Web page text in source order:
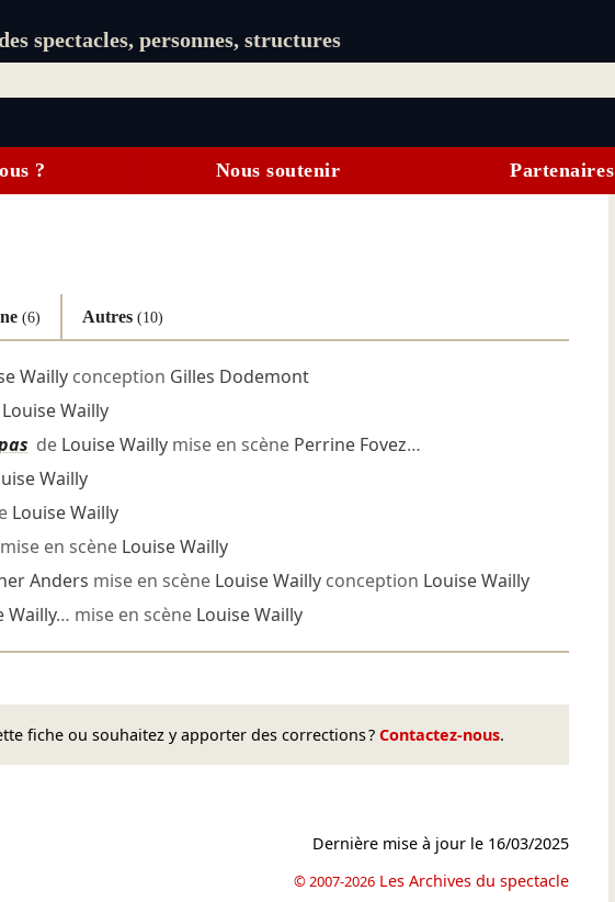
spectacles, personnes, structures
? Nous soutenir Partenaires
(6) Autres (10)
Waillyconception Gilles Dodemont
Louise Wailly
de Louise Waillymise en scène Perrine Fovez…
Wailly
Louise Wailly
en scène Louise Wailly
Anders mise en scène Louise Waillyconception Louise Wailly
Wailly… mise en scène Louise Wailly
fiche ou souhaitez y apporter des corrections ? Contactez-nous.
Dernière mise à jour le 16/03/2025
© 2007-2026 Les Archives du spectacle